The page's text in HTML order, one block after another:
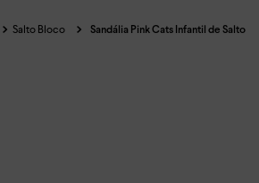
Salto Bloco
Sandália Pink Cats Infantil de Salto